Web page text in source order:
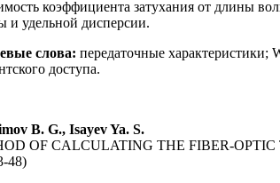
коэффициента затухания от длины
и удельной дисперсии.
слова: передаточные характеристики;
доступа.
B. G., Isayev Ya. S.
OF CALCULATING THE FIBER-
48)